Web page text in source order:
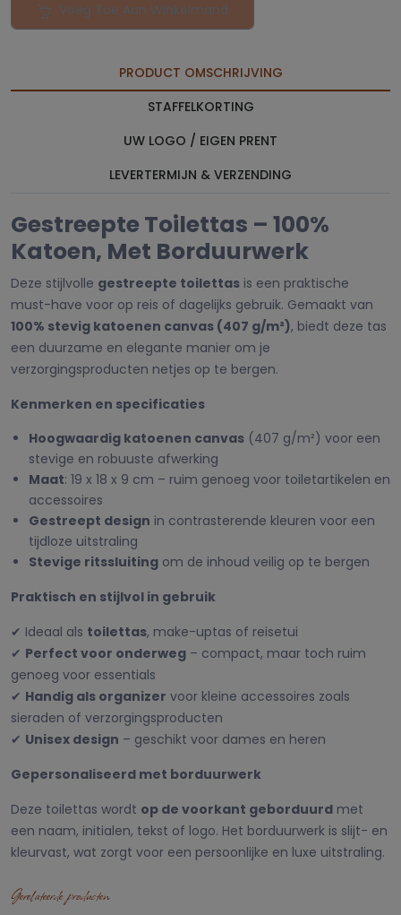
Voeg Toe Aan Winkelmand
PRODUCT OMSCHRIJVING
STAFFELKORTING
UW LOGO / EIGEN PRENT
LEVERTERMIJN & VERZENDING
Gestreepte Toilettas – 100%
Katoen, Met Borduurwerk
Deze stijlvolle gestreepte toilettas is een praktische
must-have voor op reis of dagelijks gebruik. Gemaakt van
100% stevig katoenen canvas (407 g/m²), biedt deze tas
een duurzame en elegante manier om je
verzorgingsproducten netjes op te bergen.
Kenmerken en specificaties
Hoogwaardig katoenen canvas (407 g/m²) voor een
stevige en robuuste afwerking
Maat: 19 x 18 x 9 cm – ruim genoeg voor toiletartikelen en
accessoires
Gestreept design in contrasterende kleuren voor een
tijdloze uitstraling
Stevige ritssluiting om de inhoud veilig op te bergen
Praktisch en stijlvol in gebruik
✔ Ideaal als toilettas, make-uptas of reisetui
✔ Perfect voor onderweg – compact, maar toch ruim
genoeg voor essentials
✔ Handig als organizer voor kleine accessoires zoals
sieraden of verzorgingsproducten
✔ Unisex design – geschikt voor dames en heren
Gepersonaliseerd met borduurwerk
Deze toilettas wordt op de voorkant geborduurd met
een naam, initialen, tekst of logo. Het borduurwerk is slijt- en
kleurvast, wat zorgt voor een persoonlijke en luxe uitstraling.
Gerelateerde producten